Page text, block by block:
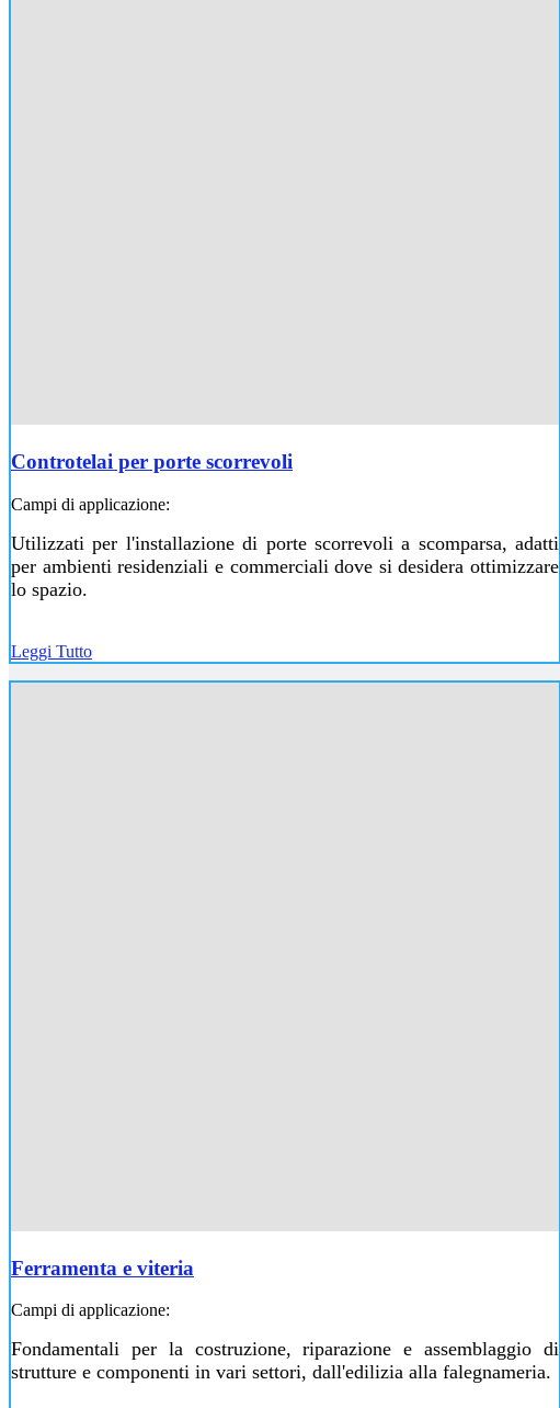
Controtelai per porte scorrevoli
Campi di applicazione:
Utilizzati per l'installazione di porte scorrevoli a scomparsa, adatti
per ambienti residenziali e commerciali dove si desidera ottimizzare
lo spazio.
Leggi Tutto
Ferramenta e viteria
Campi di applicazione:
Fondamentali per la costruzione, riparazione e assemblaggio di
strutture e componenti in vari settori, dall'edilizia alla falegnameria.